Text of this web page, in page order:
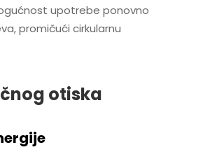
upotrebe ponovno
promičući cirkularnu
otiska